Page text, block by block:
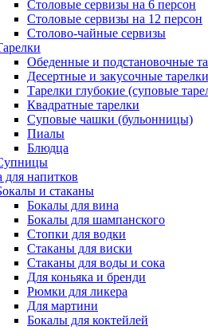
Столовые сервизы на 6 персон
Столовые сервизы на 12 персон
Столово-чайные сервизы
Обеденные и подстановочные
Десертные и закусочные тарелки
Тарелки глубокие (суповые
Квадратные тарелки
Суповые чашки (бульонницы)
Пиалы
Блюдца
для напитков
и стаканы
Бокалы для вина
Бокалы для шампанского
Стопки для водки
Стаканы для виски
Стаканы для воды и сока
Для коньяка и бренди
Рюмки для ликера
Для мартини
Бокалы для коктейлей